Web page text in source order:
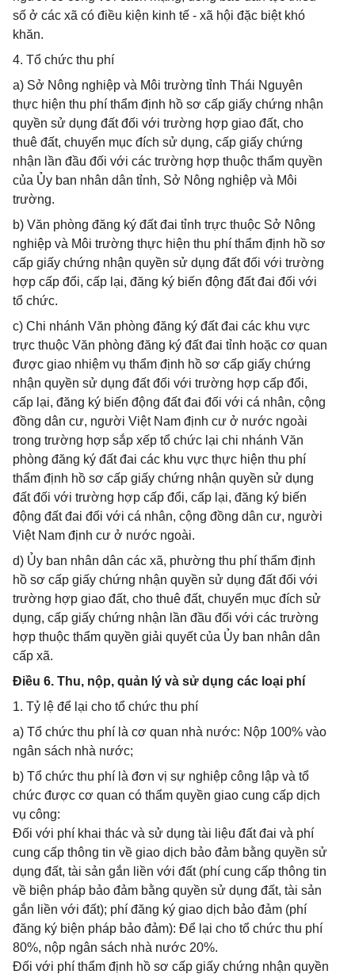
số ở các xã có điều kiện kinh tế - xã hội đặc biệt khó
khăn.
4. Tổ chức thu phí
a) Sở Nông nghiệp và Môi trường tỉnh Thái Nguyên
thực hiện thu phí thẩm định hồ sơ cấp giấy chứng nhận
quyền sử dụng đất đối với trường hợp giao đất, cho
thuê đất, chuyển mục đích sử dụng, cấp giấy chứng
nhận lần đầu đối với các trường hợp thuộc thẩm quyền
của Ủy ban nhân dân tỉnh, Sở Nông nghiệp và Môi
trường.
b) Văn phòng đăng ký đất đai tỉnh trực thuộc Sở Nông
nghiệp và Môi trường thực hiện thu phí thẩm định hồ sơ
cấp giấy chứng nhận quyền sử dụng đất đối với trường
hợp cấp đổi, cấp lại, đăng ký biến động đất đai đối với
tổ chức.
c) Chi nhánh Văn phòng đăng ký đất đai các khu vực
trực thuộc Văn phòng đăng ký đất đai tỉnh hoặc cơ quan
được giao nhiệm vụ thẩm định hồ sơ cấp giấy chứng
nhận quyền sử dụng đất đối với trường hợp cấp đổi,
cấp lại, đăng ký biến động đất đai đối với cá nhân, cộng
đồng dân cư, người Việt Nam định cư ở nước ngoài
trong trường hợp sắp xếp tổ chức lại chi nhánh Văn
phòng đăng ký đất đai các khu vực thực hiện thu phí
thẩm định hồ sơ cấp giấy chứng nhận quyền sử dụng
đất đối với trường hợp cấp đổi, cấp lại, đăng ký biến
động đất đai đối với cá nhân, cộng đồng dân cư, người
Việt Nam định cư ở nước ngoài.
d) Ủy ban nhân dân các xã, phường thu phí thẩm định
hồ sơ cấp giấy chứng nhận quyền sử dụng đất đối với
trường hợp giao đất, cho thuê đất, chuyển mục đích sử
dụng, cấp giấy chứng nhận lần đầu đối với các trường
hợp thuộc thẩm quyền giải quyết của Ủy ban nhân dân
cấp xã.
Điều 6. Thu, nộp, quản lý và sử dụng các loại phí
1. Tỷ lệ để lại cho tổ chức thu phí
a) Tổ chức thu phí là cơ quan nhà nước: Nộp 100% vào
ngân sách nhà nước;
b) Tổ chức thu phí là đơn vị sự nghiệp công lập và tổ
chức được cơ quan có thẩm quyền giao cung cấp dịch
vụ công:
Đối với phí khai thác và sử dụng tài liệu đất đai và phí
cung cấp thông tin về giao dịch bảo đảm bằng quyền sử
dụng đất, tài sản gắn liền với đất (phí cung cấp thông tin
về biện pháp bảo đảm bằng quyền sử dụng đất, tài sản
gắn liền với đất); phí đăng ký giao dịch bảo đảm (phí
đăng ký biện pháp bảo đảm): Để lại cho tổ chức thu phí
80%, nộp ngân sách nhà nước 20%.
Đối với phí thẩm định hồ sơ cấp giấy chứng nhận quyền